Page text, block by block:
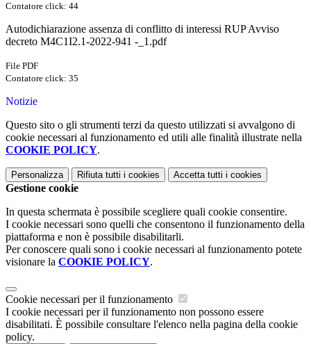
Contatore click: 44
Autodichiarazione assenza di conflitto di interessi RUP Avviso
decreto M4C1I2.1-2022-941 -_1.pdf
File PDF
Contatore click: 35
Notizie
Questo sito o gli strumenti terzi da questo utilizzati si avvalgono di
cookie necessari al funzionamento ed utili alle finalità illustrate nella
COOKIE POLICY.
Personalizza Rifiuta tutti i cookies Accetta tutti i cookies
Gestione cookie
In questa schermata è possibile scegliere quali cookie consentire.
I cookie necessari sono quelli che consentono il funzionamento della
piattaforma e non è possibile disabilitarli.
Per conoscere quali sono i cookie necessari al funzionamento potete
visionare la COOKIE POLICY.
Cookie necessari per il funzionamento
I cookie necessari per il funzionamento non possono essere
disabilitati. È possibile consultare l'elenco nella pagina della cookie
policy.